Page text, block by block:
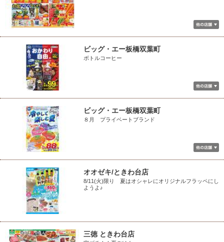
ビッグ・エー板橋双葉町
ボトルコーヒー
ビッグ・エー板橋双葉町
８月 プライベートブランド
オオゼキ/ときわ台店
8/11(火)限り 夏はオシャレにオリジナルフラッペにし
ようよ♪
三徳 ときわ台店